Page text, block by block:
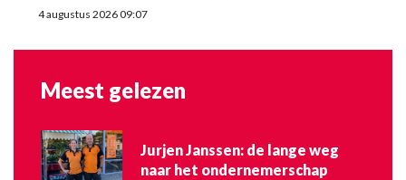
4 augustus 2026 09:07
Meest gelezen
Jurjen Janssen: de lange weg
naar het ondernemerschap